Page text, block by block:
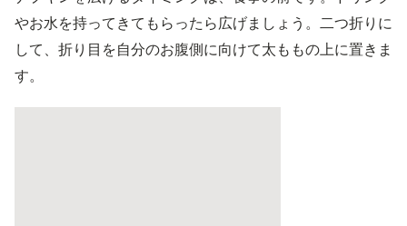
やお水を持ってきてもらったら広げましょう。二つ折りに
して、折り目を自分のお腹側に向けて太ももの上に置きま
す。